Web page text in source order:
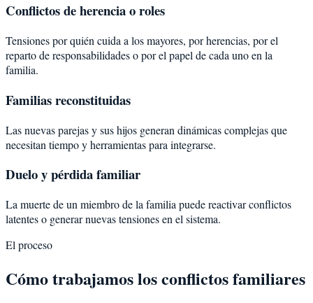
Conflictos de herencia o roles
Tensiones por quién cuida a los mayores, por herencias, por el
reparto de responsabilidades o por el papel de cada uno en la
familia.
Familias reconstituidas
Las nuevas parejas y sus hijos generan dinámicas complejas que
necesitan tiempo y herramientas para integrarse.
Duelo y pérdida familiar
La muerte de un miembro de la familia puede reactivar conflictos
latentes o generar nuevas tensiones en el sistema.
El proceso
Cómo trabajamos los conflictos familiares